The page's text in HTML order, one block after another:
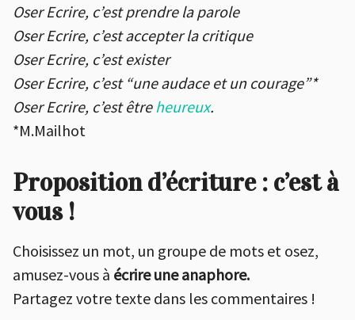
Oser Ecrire, c’est prendre la parole
Oser Ecrire, c’est accepter la critique
Oser Ecrire, c’est exister
Oser Ecrire, c’est “une audace et un courage”*
Oser Ecrire, c’est êtreheureux.
*M.Mailhot
Proposition d’écriture : c’est à
vous !
Choisissez un mot, un groupe de mots et osez,
amusez-vous à écrire une anaphore.
Partagez votre texte dans les commentaires !